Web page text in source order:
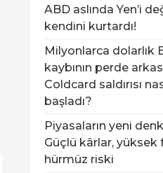
ABD aslında Yen’i
kendini kurtardı!
Milyonlarca dolarlık
kaybının perde
Coldcard saldırısı
başladı?
Piyasaların yeni
Güçlü kârlar, yüksek
hürmüz riski